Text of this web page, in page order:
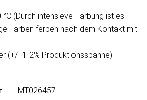
(Durch intensieve Färbung ist es
Farben fërben nach dem Kontakt mit
(+/- 1-2% Produktionsspanne)
MT026457